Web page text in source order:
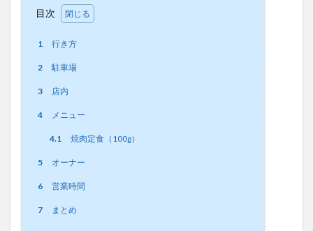
目次
1 行き方
2 駐車場
3 店内
4 メニュー
4.1 焼肉定食（100g）
5 オーナー
6 営業時間
7 まとめ